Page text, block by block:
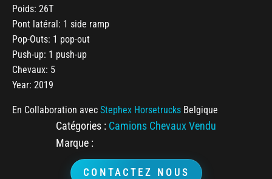
Poids: 26T
Pont latéral: 1 side ramp
Pop-Outs: 1 pop-out
Push-up: 1 push-up
Chevaux: 5
Year: 2019
En Collaboration avec Stephex Horsetrucks Belgique
Catégories : Camions Chevaux Vendu
Marque :
CONTACTEZ NOUS